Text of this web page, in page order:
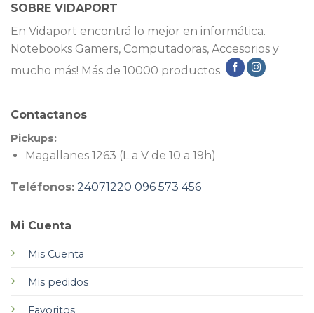
SOBRE VIDAPORT
En Vidaport encontrá lo mejor en informática.
Notebooks Gamers, Computadoras, Accesorios y
mucho más! Más de 10000 productos.
Mi Cuenta
Mis Cuenta
Mis pedidos
Contactanos
Pickups:
Magallanes 1263 (L a V de 10 a 19h)
Teléfonos: 24071220 096 573 456